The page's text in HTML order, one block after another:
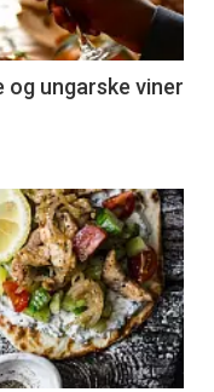
og ungarske viner